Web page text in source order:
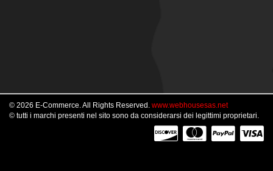
© 2026 E-Commerce. All Rights Reserved. www.webhousesas.net
© tutti i marchi presenti nel sito sono da considerarsi dei legittimi proprietari.